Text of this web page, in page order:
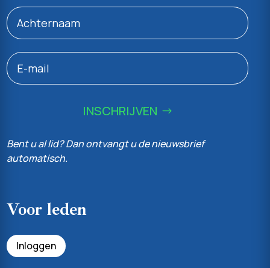
INSCHRIJVEN
Bent u al lid? Dan ontvangt u de nieuwsbrief
automatisch.
Voor leden
Inloggen